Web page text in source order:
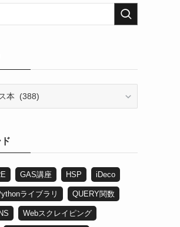
GAS講座 HSP iDeco
ライブラリ QUERY関数
Webスクレイピング